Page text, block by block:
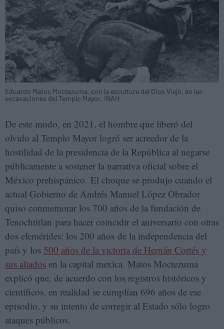
Eduardo Matos Moctezuma, con la escultura del Dios Viejo, en las
excavaciones del Templo Mayor. INAH
De este modo, en 2021, el hombre que liberó del
olvido al Templo Mayor logró ser acreedor de la
hostilidad de la presidencia de la República al negarse
públicamente a sostener la narrativa oficial sobre el
México prehispánico. El choque se produjo cuando el
actual Gobierno de Andrés Manuel López Obrador
quiso conmemorar los 700 años de la fundación de
Tenochtitlan para hacer coincidir el aniversario con otras
dos efemérides: los 200 años de la independencia del
país y los 500 años de la victoria de Hernán Cortés y
sus aliados en la capital mexica. Matos Moctezuma
explicó que, de acuerdo con los registros históricos y
científicos, en realidad se cumplían 696 años de ese
episodio, y su intento de corregir al Estado sólo logro
ataques públicos.